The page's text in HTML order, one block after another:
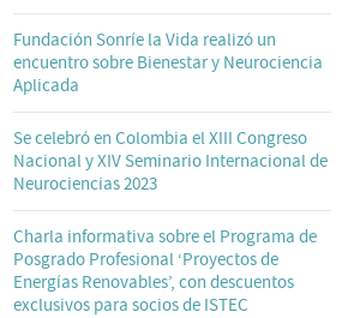
Fundación Sonríe la Vida realizó un
encuentro sobre Bienestar y Neurociencia
Aplicada
Se celebró en Colombia el XIII Congreso
Nacional y XIV Seminario Internacional de
Neurociencias 2023
Charla informativa sobre el Programa de
Posgrado Profesional ‘Proyectos de
Energías Renovables’, con descuentos
exclusivos para socios de ISTEC